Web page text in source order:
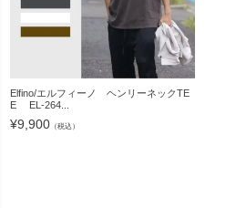
Elfino/エルフィーノ ヘンリーネックTE
E EL-264...
¥9,900 （税込）